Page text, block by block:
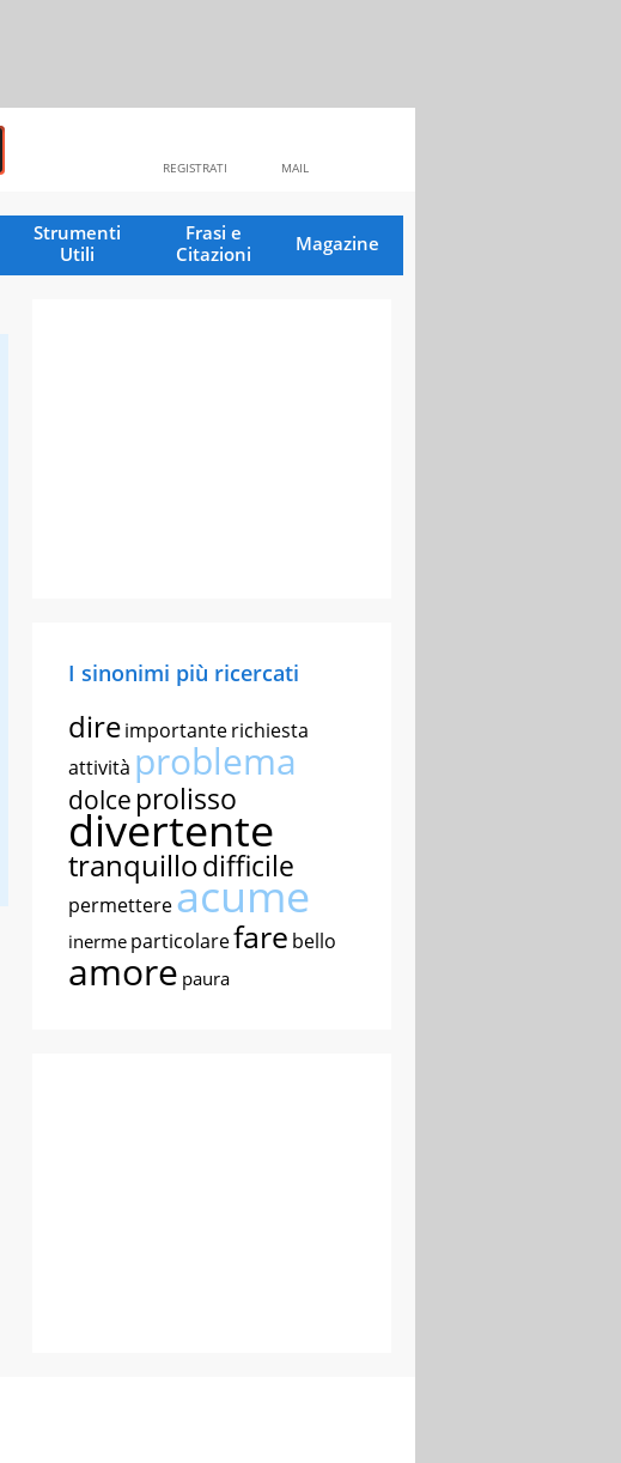
MAIL
REGISTRATI
Strumenti
Utili
Frasi e
Citazioni
Magazine
I sinonimi più ricercati
direimportanterichiesta
attività problema
dolce prolisso
divertente
tranquillodifficile
permettereacume
inerme particolarefare bello
amore paura